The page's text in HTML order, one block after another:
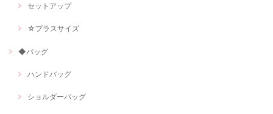
セットアップ
☆プラスサイズ
◆バッグ
ハンドバッグ
ショルダーバッグ